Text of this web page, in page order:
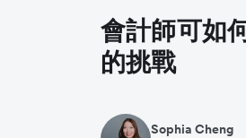
會計師可如
的挑戰
Sophia Cheng